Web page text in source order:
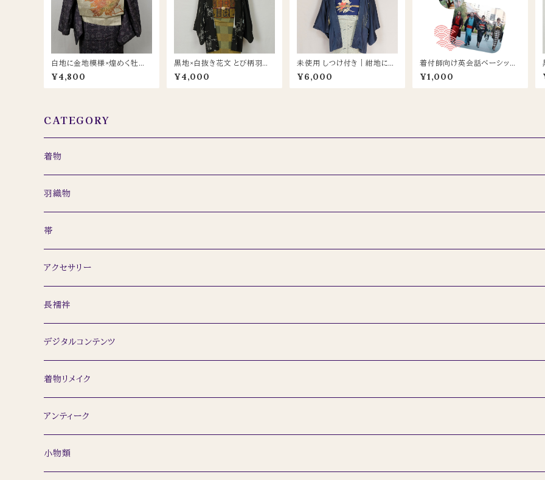
白地に金地模様×煌めく牡丹
柄 名古屋帯｜上品な光沢の
セミフォーマルにも
¥4,800
黒地×白抜き花文 とび柄羽織
（羽織紐付き／羽裏 白×水色）
¥4,000
未使用 しつけ付き｜紺地に羽
根の地模様×裾に手描き草木
羽織
¥6,000
着付師向け英会話ベーシック
テキスト（デジタル版）｜現場
ですぐ使える英会話フレーズ
¥1,000
CATEGORY
着物
セット
レディース
メンズ
小紋
ウール着物
訪問着
留袖
浴衣
羽織物
羽織
道行
ショール
帯
名古屋帯
半幅帯
袋帯
アクセサリー
簪
ネックレス
ピアス
長襦袢
デジタルコンテンツ
着物リメイク
トップス
アンティーク
着物
小物類